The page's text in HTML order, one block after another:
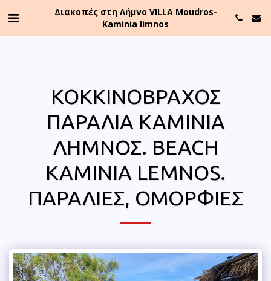
Διακοπές στη Λήμνο VILLA Moudros-
Kaminia limnos
ΚΟΚΚΙΝΌΒΡΑΧΟΣ
ΠΑΡΑΛΊΑ ΚΑΜΊΝΙΑ
ΛΉΜΝΟΣ. BEACH
KAMINIA LEMNOS.
ΠΑΡΑΛΊΕΣ, ΟΜΟΡΦΙΈΣ